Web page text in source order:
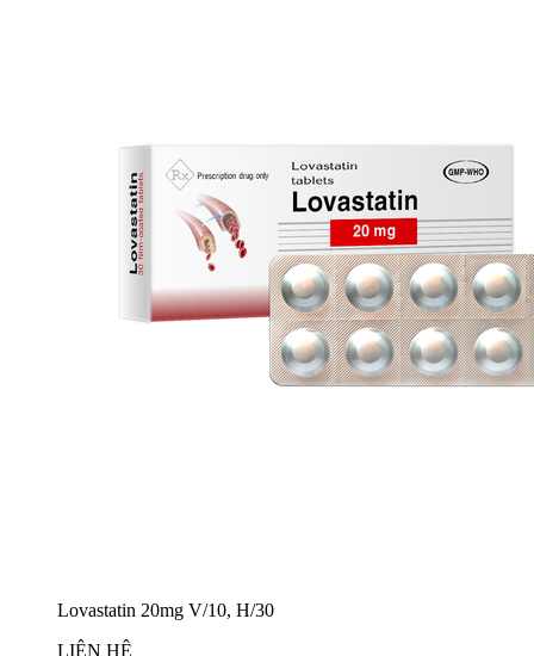
Lovastatin 20mg V/10, H/30
LIÊN HỆ